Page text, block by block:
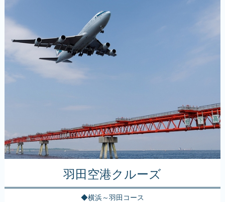
羽田空港クルーズ
◆横浜～羽田コース